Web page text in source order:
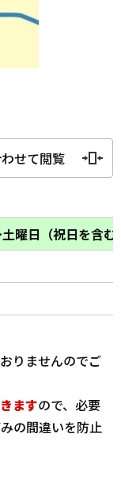
せて閲覧
曜日（祝日を含む
りませんのでご
ますので、必要
の間違いを防止